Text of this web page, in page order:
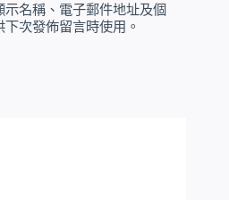
示名稱、電子郵件地址及個
次發佈留言時使用。